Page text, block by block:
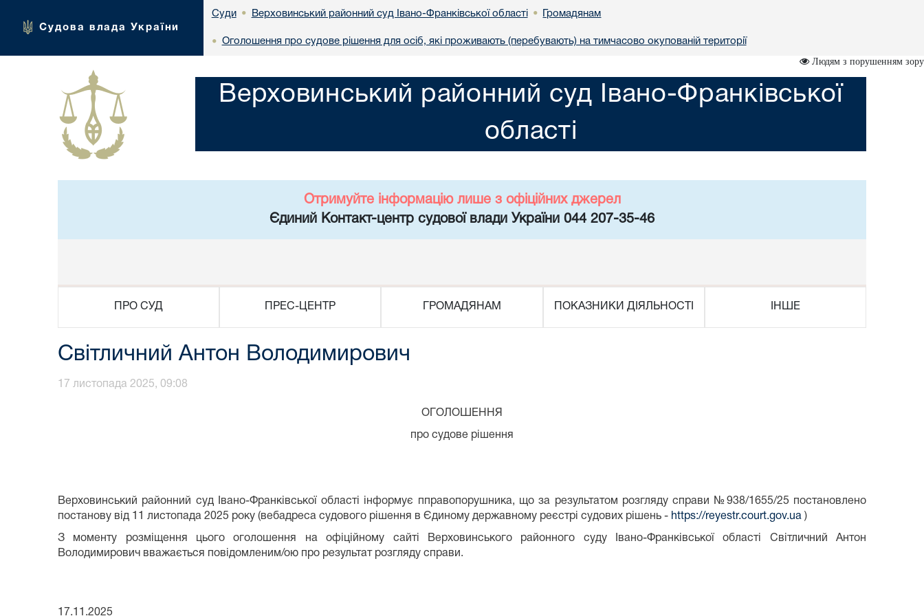
Судова влада України
Суди • Верховинський районний суд Івано-Франківської області • Громадянам
• Оголошення про судове рішення для осіб, які проживають (перебувають) на тимчасово окупованій території
Людям з порушенням зору
Верховинський районний суд Івано-Франківської
області
Отримуйте інформацію лише з офіційних джерел
Єдиний Контакт-центр судової влади України 044 207-35-46
ПРО СУД ПРЕС-ЦЕНТР ГРОМАДЯНАМ ПОКАЗНИКИ ДІЯЛЬНОСТІ ІНШЕ
Світличний Антон Володимирович
17 листопада 2025, 09:08
ОГОЛОШЕННЯ
про судове рішення
Верховинський районний суд Івано-Франківської області інформує пправопорушника, що за результатом розгляду справи №938/1655/25 постановлено
постанову від 11 листопада 2025 року (вебадреса судового рішення в Єдиному державному реєстрі судових рішень - https://reyestr.court.gov.ua )
З моменту розміщення цього оголошення на офіційному сайті Верховинського районного суду Івано-Франківської області Світличний Антон
Володимирович вважається повідомленим/ою про результат розгляду справи.
17.11.2025